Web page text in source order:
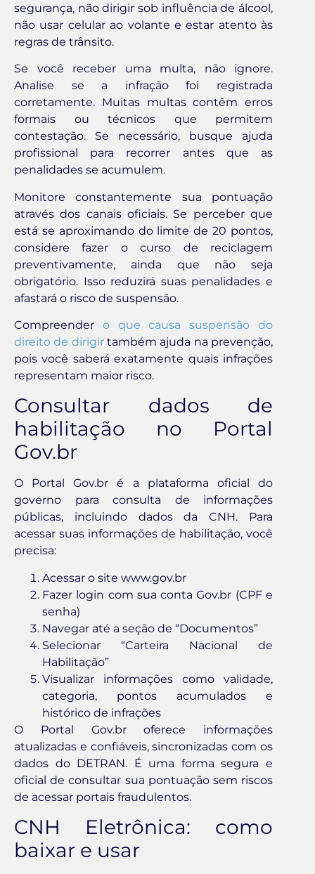
segurança, não dirigir sob influência de álcool,
não usar celular ao volante e estar atento às
regras de trânsito.
Se você receber uma multa, não ignore.
Analise se a infração foi registrada
corretamente. Muitas multas contêm erros
formais ou técnicos que permitem
contestação. Se necessário, busque ajuda
profissional para recorrer antes que as
penalidades se acumulem.
Monitore constantemente sua pontuação
através dos canais oficiais. Se perceber que
está se aproximando do limite de 20 pontos,
considere fazer o curso de reciclagem
preventivamente, ainda que não seja
obrigatório. Isso reduzirá suas penalidades e
afastará o risco de suspensão.
Compreender o que causa suspensão do
direito de dirigirtambém ajuda na prevenção,
pois você saberá exatamente quais infrações
representam maior risco.
Consultar dados de
habilitação no Portal
Gov.br
O Portal Gov.br é a plataforma oficial do
governo para consulta de informações
públicas, incluindo dados da CNH. Para
acessar suas informações de habilitação, você
precisa:
Acessar o site www.gov.br
Fazer login com sua conta Gov.br (CPF e
senha)
Navegar até a seção de “Documentos”
Selecionar “Carteira Nacional de
Habilitação”
Visualizar informações como validade,
categoria, pontos acumulados e
histórico de infrações
O Portal Gov.br oferece informações
atualizadas e confiáveis, sincronizadas com os
dados do DETRAN. É uma forma segura e
oficial de consultar sua pontuação sem riscos
de acessar portais fraudulentos.
CNH Eletrônica: como
baixar e usar